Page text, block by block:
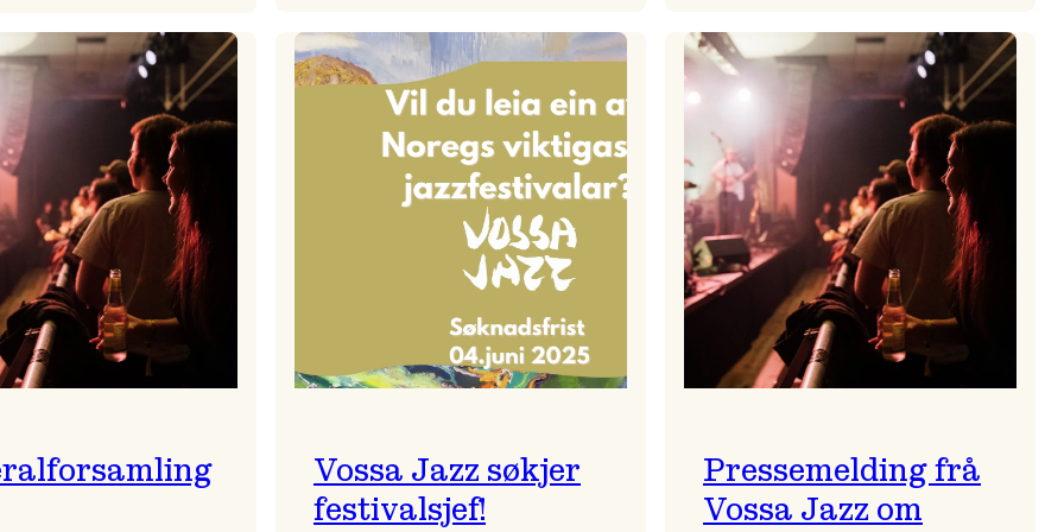
2026
–
Ingunn van Etten
er
tilbake!
2026
Vossa Jazz søkjer
festivalsjef!
Pressemelding frå
Vossa Jazz om